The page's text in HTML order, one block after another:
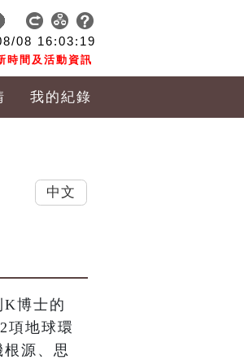
08 16:03:20
時間及活動資訊
我的紀錄
K博士的
項地球環
源、思